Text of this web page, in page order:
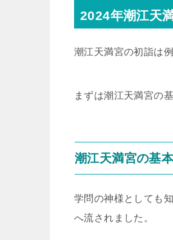
2024年潮江天
潮江天満宮の初詣は
まずは潮江天満宮の
潮江天満宮の基
学問の神様としても
へ流されました。